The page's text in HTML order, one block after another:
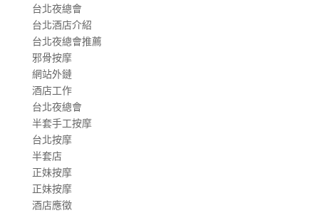
台北夜總會
台北酒店介紹
台北夜總會推薦
邪骨按摩
網站外鏈
酒店工作
台北夜總會
半套手工按摩
台北按摩
半套店
正妹按摩
正妹按摩
酒店應徵